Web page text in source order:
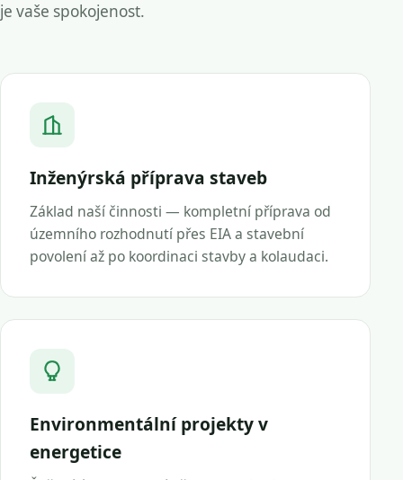
je vaše spokojenost.
Inženýrská příprava staveb
Základ naší činnosti — kompletní příprava od
územního rozhodnutí přes EIA a stavební
povolení až po koordinaci stavby a kolaudaci.
Environmentální projekty v
energetice